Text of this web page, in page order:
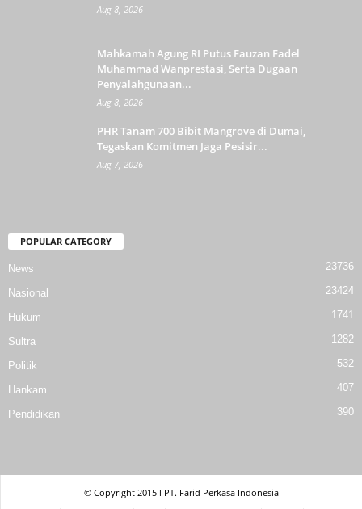
Aug 8, 2026
Mahkamah Agung RI Putus Fauzan Fadel
Muhammad Wanprestasi, Serta Dugaan
Penyalahgunaan...
Aug 8, 2026
PHR Tanam 700 Bibit Mangrove di Dumai,
Tegaskan Komitmen Jaga Pesisir...
Aug 7, 2026
POPULAR CATEGORY
News 23736
Nasional 23424
Hukum 1741
Sultra 1282
Politik 532
Hankam 407
Pendidikan 390
© Copyright 2015 l PT. Farid Perkasa Indonesia